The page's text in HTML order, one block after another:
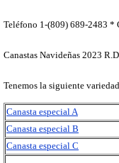
Teléfono 1-(809) 689-2483 *
Canastas Navideñas 2023 R.D.
Tenemos la siguiente
Canasta especial A
Canasta especial B
Canasta especial C